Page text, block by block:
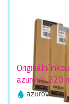
Originální
azurový, 220
azurová